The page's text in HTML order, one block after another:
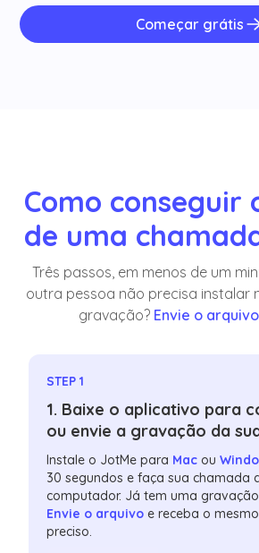
Começar grátis
Como conseguir
de uma
Três passos, em menos de um
outra pessoa não precisa instalar
gravação? Envie o arquivo
STEP 1
1. Baixe o aplicativo para
ou envie a gravação da
Instale o JotMe para Mac ou
30 segundos e faça sua chamada
computador. Já tem uma
Envie o arquivo e receba o
preciso.